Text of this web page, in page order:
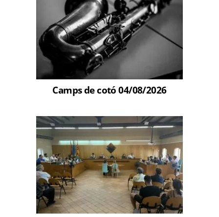
Camps de cotó 04/08/2026